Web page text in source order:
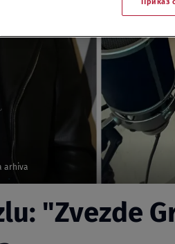
arhiva
"Zvezde